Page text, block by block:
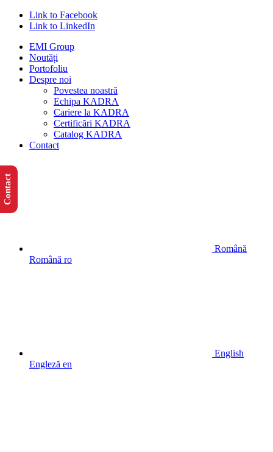
Link to Facebook
Link to LinkedIn
EMI Group
Noutăți
Portofoliu
Despre noi
Povestea noastră
Echipa KADRA
Cariere la KADRA
Certificări KADRA
Catalog KADRA
Contact
Română
Română ro
English
Engleză en
Contact